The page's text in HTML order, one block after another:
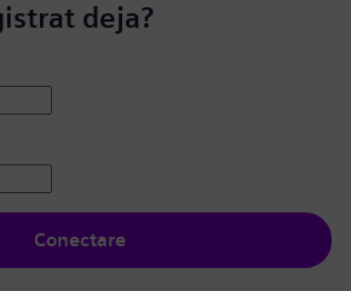
deja?
parolă
Conectare